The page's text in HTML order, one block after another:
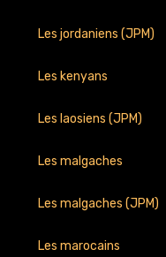
Les jordaniens (JPM)
Les kenyans
Les laosiens (JPM)
Les malgaches
Les malgaches (JPM)
Les marocains